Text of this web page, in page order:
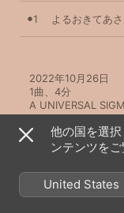
1 よるおきてあ
2022年10月26日
1曲、4分
A UNIVERSAL
UNIVERSAL
他の国を選
ンテンツを
United States